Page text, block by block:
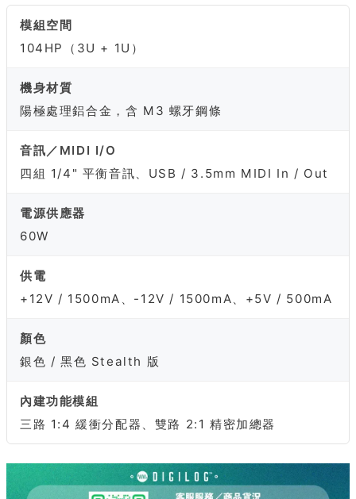
模組空間
104HP（3U + 1U）
機身材質
陽極處理鋁合金，含 M3 螺牙鋼條
音訊／MIDI I/O
四組 1/4" 平衡音訊、USB / 3.5mm MIDI In / Out
電源供應器
60W
供電
+12V / 1500mA、-12V / 1500mA、+5V / 500mA
顏色
銀色 / 黑色 Stealth 版
內建功能模組
三路 1:4 緩衝分配器、雙路 2:1 精密加總器